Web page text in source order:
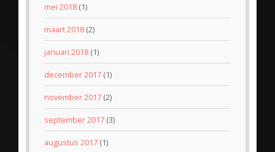
mei 2018 (1)
maart 2018 (2)
januari 2018 (1)
december 2017 (1)
november 2017 (2)
september 2017 (3)
augustus 2017 (1)